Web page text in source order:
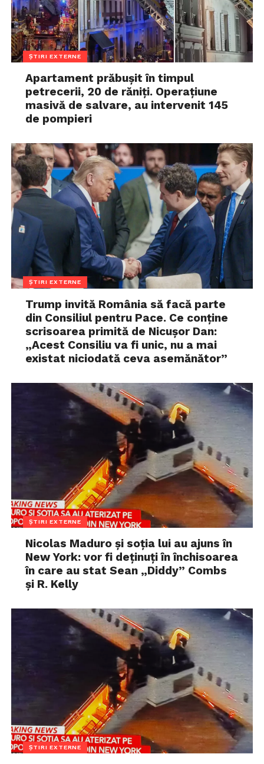
ȘTIRI EXTERNE
Apartament prăbușit în timpul
petrecerii, 20 de răniți. Operațiune
masivă de salvare, au intervenit 145
de pompieri
ȘTIRI EXTERNE
Trump invită România să facă parte
din Consiliul pentru Pace. Ce conține
scrisoarea primită de Nicușor Dan:
„Acest Consiliu va fi unic, nu a mai
existat niciodată ceva asemănător”
ȘTIRI EXTERNE
Nicolas Maduro și soția lui au ajuns în
New York: vor fi deținuți în închisoarea
în care au stat Sean „Diddy” Combs
și R. Kelly
ȘTIRI EXTERNE